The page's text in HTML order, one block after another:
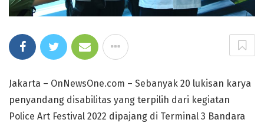
Jakarta – OnNewsOne.com – Sebanyak 20 lukisan karya
penyandang disabilitas yang terpilih dari kegiatan
Police Art Festival 2022 dipajang di Terminal 3 Bandara